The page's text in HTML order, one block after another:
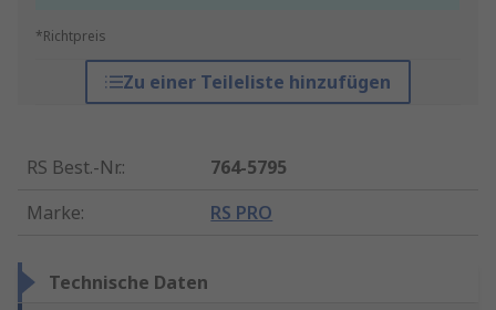
*Richtpreis
Zu einer Teileliste hinzufügen
RS Best.-Nr.:
764-5795
Marke: RS PRO
Technische Daten